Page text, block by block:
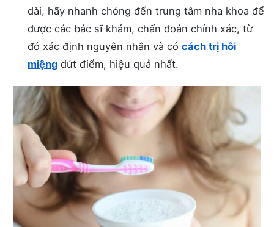
dài, hãy nhanh chóng đến trung tâm nha khoa để
được các bác sĩ khám, chẩn đoán chính xác, từ
đó xác định nguyên nhân và có cách trị hôi
miệng dứt điểm, hiệu quả nhất.